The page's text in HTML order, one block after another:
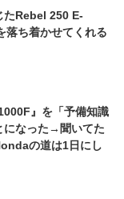
たRebel 250 E-
ち着かせてくれる
』を「予備知識
になった→聞いてた
の道は1日にし
印象 編】